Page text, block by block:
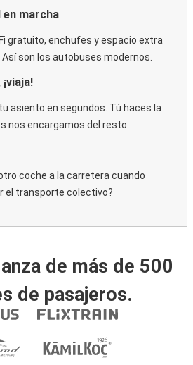
en marcha
gratuito, enchufes y espacio extra
son los autobuses modernos.
asiento en segundos. Tú haces la
nos encargamos del resto.
coche a la carretera cuando
el transporte colectivo?
de más de 500
de pasajeros.